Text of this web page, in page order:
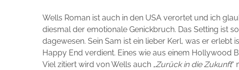
Wells Roman ist auch in den USA verortet und ich
diesmal der emotionale Genickbruch. Das Setting ist
dagewesen. Sein Sam ist ein lieber Kerl, was er erlebt
Happy End verdient. Eines wie aus einem Hollywood
Viel zitiert wird von Wells auch „Zurück in die Zukunft“